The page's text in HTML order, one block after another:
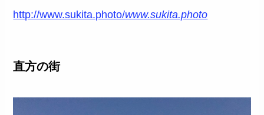
http://www.sukita.photo/www.sukita.photo
直方の街